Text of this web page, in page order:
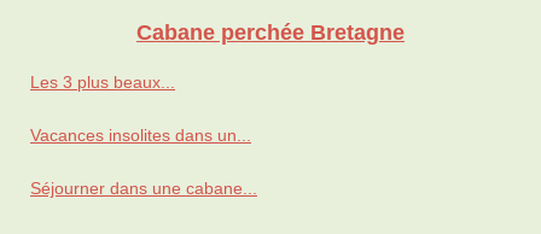
Cabane perchée Bretagne
Les 3 plus beaux...
Vacances insolites dans un...
Séjourner dans une cabane...